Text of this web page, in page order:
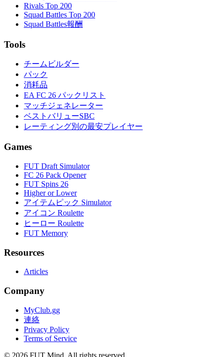
Rivals Top 200
Squad Battles Top 200
Squad Battles報酬
Tools
チームビルダー
パック
消耗品
EA FC 26 パックリスト
マッチジェネレーター
ベストバリューSBC
レーティング別の最安プレイヤー
Games
FUT Draft Simulator
FC 26 Pack Opener
FUT Spins 26
Higher or Lower
アイテムピック Simulator
アイコン Roulette
ヒーロー Roulette
FUT Memory
Resources
Articles
Company
MyClub.gg
連絡
Privacy Policy
Terms of Service
© 2026 FUT Mind. All rights reserved.